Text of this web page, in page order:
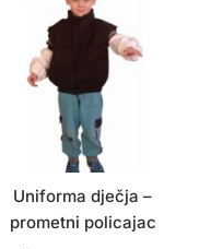
Uniforma dječja –
prometni policajac